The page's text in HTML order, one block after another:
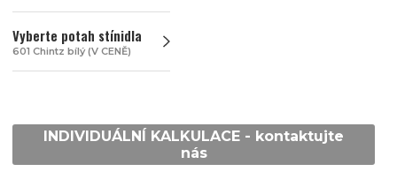
Vyberte potah stínidla
601 Chintz bílý (V CENĚ)
INDIVIDUÁLNÍ KALKULACE - kontaktujte
nás